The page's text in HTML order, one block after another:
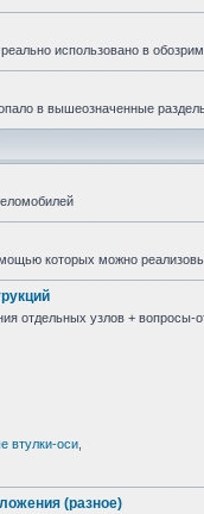
использовано в
в вышеозначенные
которых можно
отдельных узлов + вопросы-
втулки-оси
(разное)